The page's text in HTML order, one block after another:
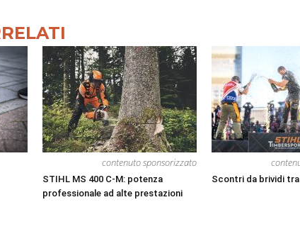
contenuto sponsorizzato
STIHL MS 400 C-M: potenza
professionale ad alte prestazioni
Scontri da brividi